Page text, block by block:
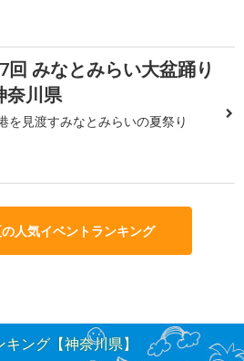
回 みなとみらい大盆踊り
奈川県
を見渡すみなとみらいの夏祭り
人気イベントランキング
ング【神奈川県】